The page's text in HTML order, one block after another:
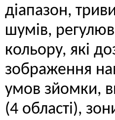
діапазон,
шумів,
кольору, які
зображення
умов зйомки,
(4 області),